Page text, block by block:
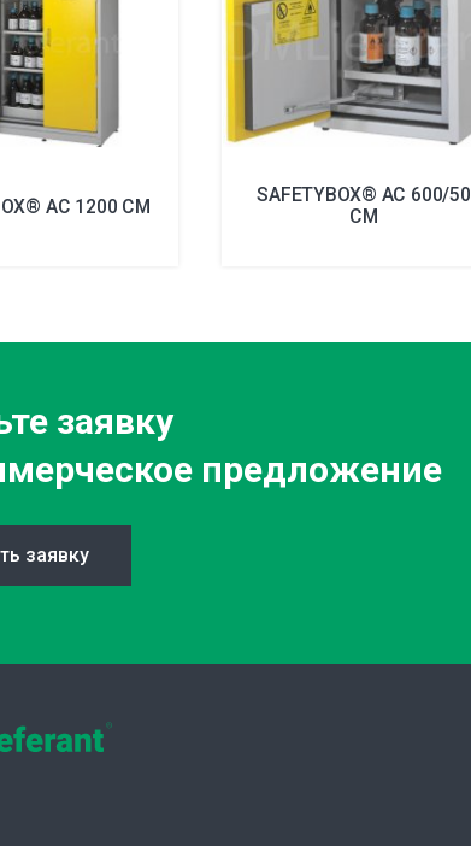
AC 1200 CM SAFETYBOX® AC 600/50
CM
заявку
предложение
заявку